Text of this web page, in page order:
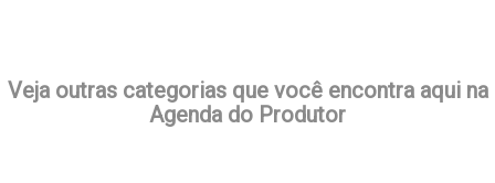
Veja outras categorias que você encontra aqui na
Agenda do Produtor